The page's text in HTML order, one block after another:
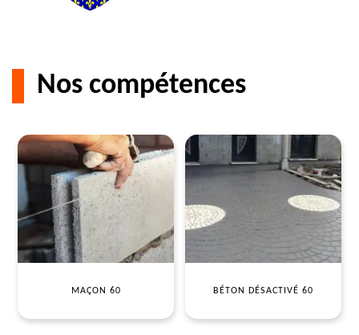
Nos compétences
MAÇON 60 BÉTON DÉSACTIVÉ 60